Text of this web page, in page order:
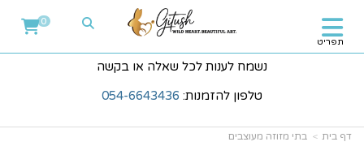
נשמח לענות לכל שאלה או בקשה
טלפון להזמנות: 054-6643436
תפריט
0
דף בית בתי מזוזה מעוצבים